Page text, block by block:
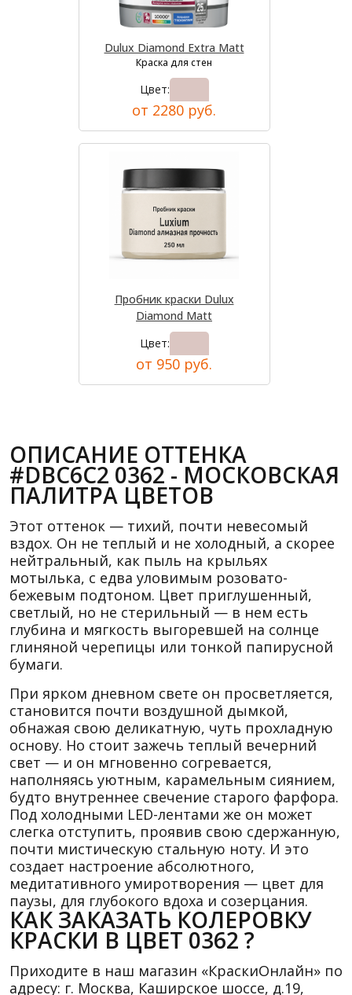
Dulux Diamond Extra Matt
Краска для стен
Цвет:
от 2280 руб.
Пробник краски Dulux
Diamond Matt
Цвет:
от 950 руб.
ОПИСАНИЕ ОТТЕНКА
#DBC6C2 0362 - МОСКОВСКАЯ
ПАЛИТРА ЦВЕТОВ
Этот оттенок — тихий, почти невесомый
вздох. Он не теплый и не холодный, а скорее
нейтральный, как пыль на крыльях
мотылька, с едва уловимым розовато-
бежевым подтоном. Цвет приглушенный,
светлый, но не стерильный — в нем есть
глубина и мягкость выгоревшей на солнце
глиняной черепицы или тонкой папирусной
бумаги.
При ярком дневном свете он просветляется,
становится почти воздушной дымкой,
обнажая свою деликатную, чуть прохладную
основу. Но стоит зажечь теплый вечерний
свет — и он мгновенно согревается,
наполняясь уютным, карамельным сиянием,
будто внутреннее свечение старого фарфора.
Под холодными LED-лентами же он может
слегка отступить, проявив свою сдержанную,
почти мистическую стальную ноту. И это
создает настроение абсолютного,
медитативного умиротворения — цвет для
паузы, для глубокого вдоха и созерцания.
КАК ЗАКАЗАТЬ КОЛЕРОВКУ
КРАСКИ В ЦВЕТ 0362 ?
Приходите в наш магазин «КраскиОнлайн» по
адресу: г. Москва, Каширское шоссе, д.19,